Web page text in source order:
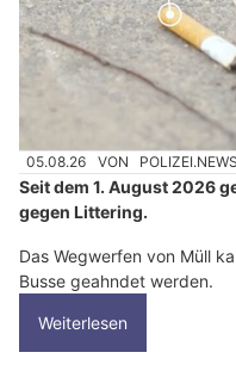
05.08.26 VON
Seit dem 1. August 2026
gegen Littering.
Das Wegwerfen von Müll
Busse geahndet werden.
Weiterlesen